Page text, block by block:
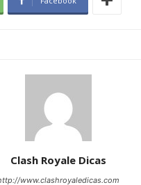
Clash Royale Dicas
www.clashroyaledicas.com